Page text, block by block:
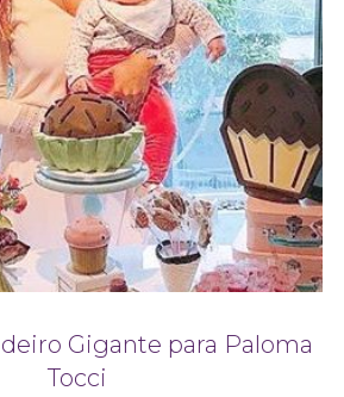
Gigante para Paloma
Tocci